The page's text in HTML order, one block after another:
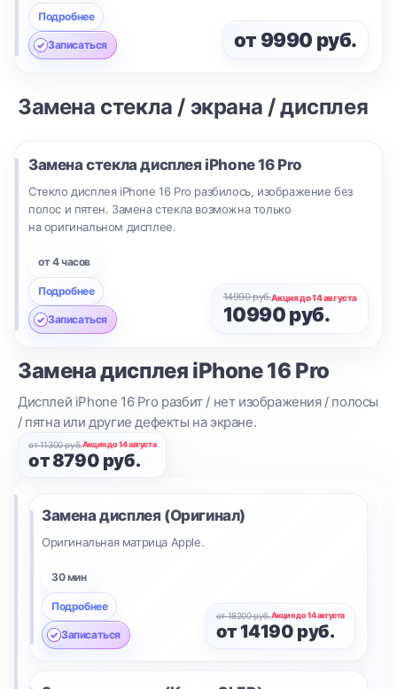
Подробнее
Записаться от 9990 руб.
Замена стекла / экрана / дисплея
Замена стекла дисплея iPhone 16 Pro
Стекло дисплея iPhone 16 Pro разбилось, изображение без
полос и пятен. Замена стекла возможна только
на оригинальном дисплее.
от 4 часов
Подробнее
Записаться
14990 руб.Акция до 14 августа
10990 руб.
Замена дисплея iPhone 16 Pro
Дисплей iPhone 16 Pro разбит / нет изображения / полосы
/ пятна или другие дефекты на экране.
от 11300 руб.Акция до 14 августа
от 8790 руб.
Замена дисплея (Оригинал)
Оригинальная матрица Apple.
30 мин
Подробнее
Записаться
от 18200 руб.Акция до 14 августа
от 14190 руб.